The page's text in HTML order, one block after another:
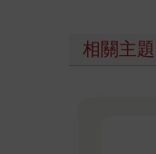
相關主題